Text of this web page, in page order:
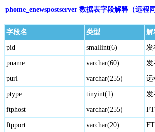
phome_enewspostserver 数据表字段解释（远程
字段名 类型 解
pid smallint(6) 发
pname varchar(60) 发
purl varchar(255) 远
ptype tinyint(1) 发
ftphost varchar(255)
ftpport varchar(20)